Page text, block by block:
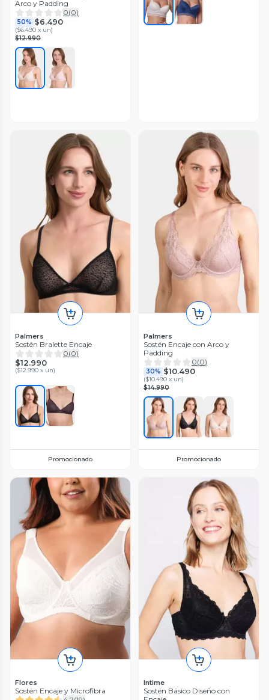
Arco y Padding
0(0)
50% $6.490
($6.490 x un)
$12.990
Palmers
Sostén Bralette Encaje
0(0)
$12.990
($12.990 x un)
Promocionado
Palmers
Sostén Encaje con Arco y
Padding
0(0)
30% $10.490
($10.490 x un)
$14.990
Promocionado
Flores
Sostén Encaje y Microfibra
Intime
Sostén Básico Diseño con